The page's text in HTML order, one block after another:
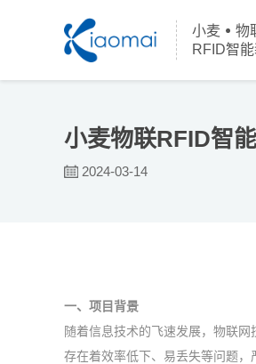
小麦
物
RFID智
小麦物联RFID智
2024-03-14
一、项目背景
随着信息技术的飞速发展，物联
存在着效率低下、易丢失等问题